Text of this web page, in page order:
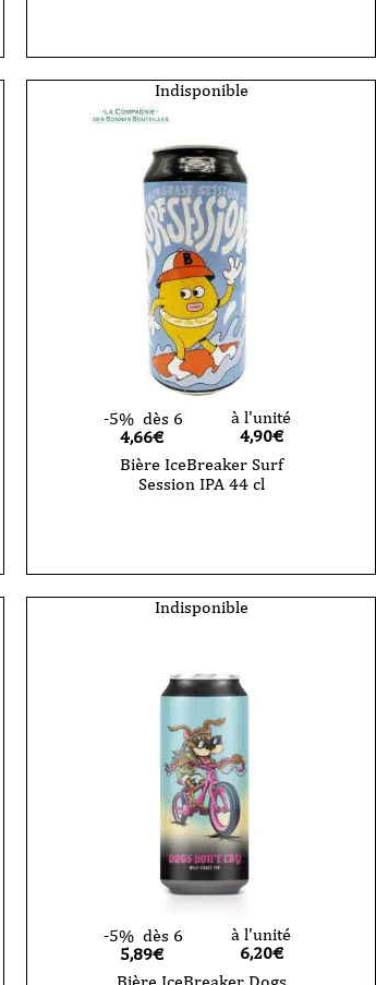
Indisponible
-5% dès 6
4,66€
à l'unité
4,90€
Bière IceBreaker Surf
Session IPA 44 cl
Indisponible
-5% dès 6
5,89€
à l'unité
6,20€